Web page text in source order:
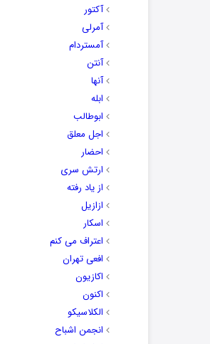
آکتور
آمرلی
آمستردام
آنتن
آنها
ابله
ابوطالب
اجل معلق
احضار
ارتش سری
از یاد رفته
ازازیل
اسکار
اعتراف می کنم
افعی تهران
اکازیون
اکنون
الکلاسیکو
انجمن اشباح